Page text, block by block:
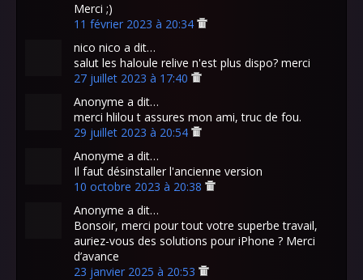
Merci ;)
11 février 2023 à 20:34
nico nico a dit…
salut les haloule relive n'est plus dispo? merci
27 juillet 2023 à 17:40
Anonyme a dit…
merci hlilou t assures mon ami, truc de fou.
29 juillet 2023 à 20:54
Anonyme a dit…
Il faut désinstaller l'ancienne version
10 octobre 2023 à 20:38
Anonyme a dit…
Bonsoir, merci pour tout votre superbe travail,
auriez-vous des solutions pour iPhone ? Merci
d’avance
23 janvier 2025 à 20:53